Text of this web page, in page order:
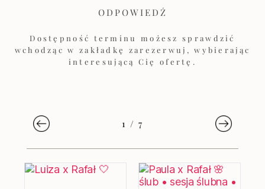
ODPOWIEDŹ
Dostępność terminu możesz sprawdzić
wchodząc w zakładkę zarezerwuj, wybierając
interesującą Cię ofertę.
1 / 7